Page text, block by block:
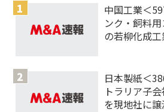
中国工業＜
ンク・飼料
の若柳化成
日本製紙＜
トラリア子
を現地社に